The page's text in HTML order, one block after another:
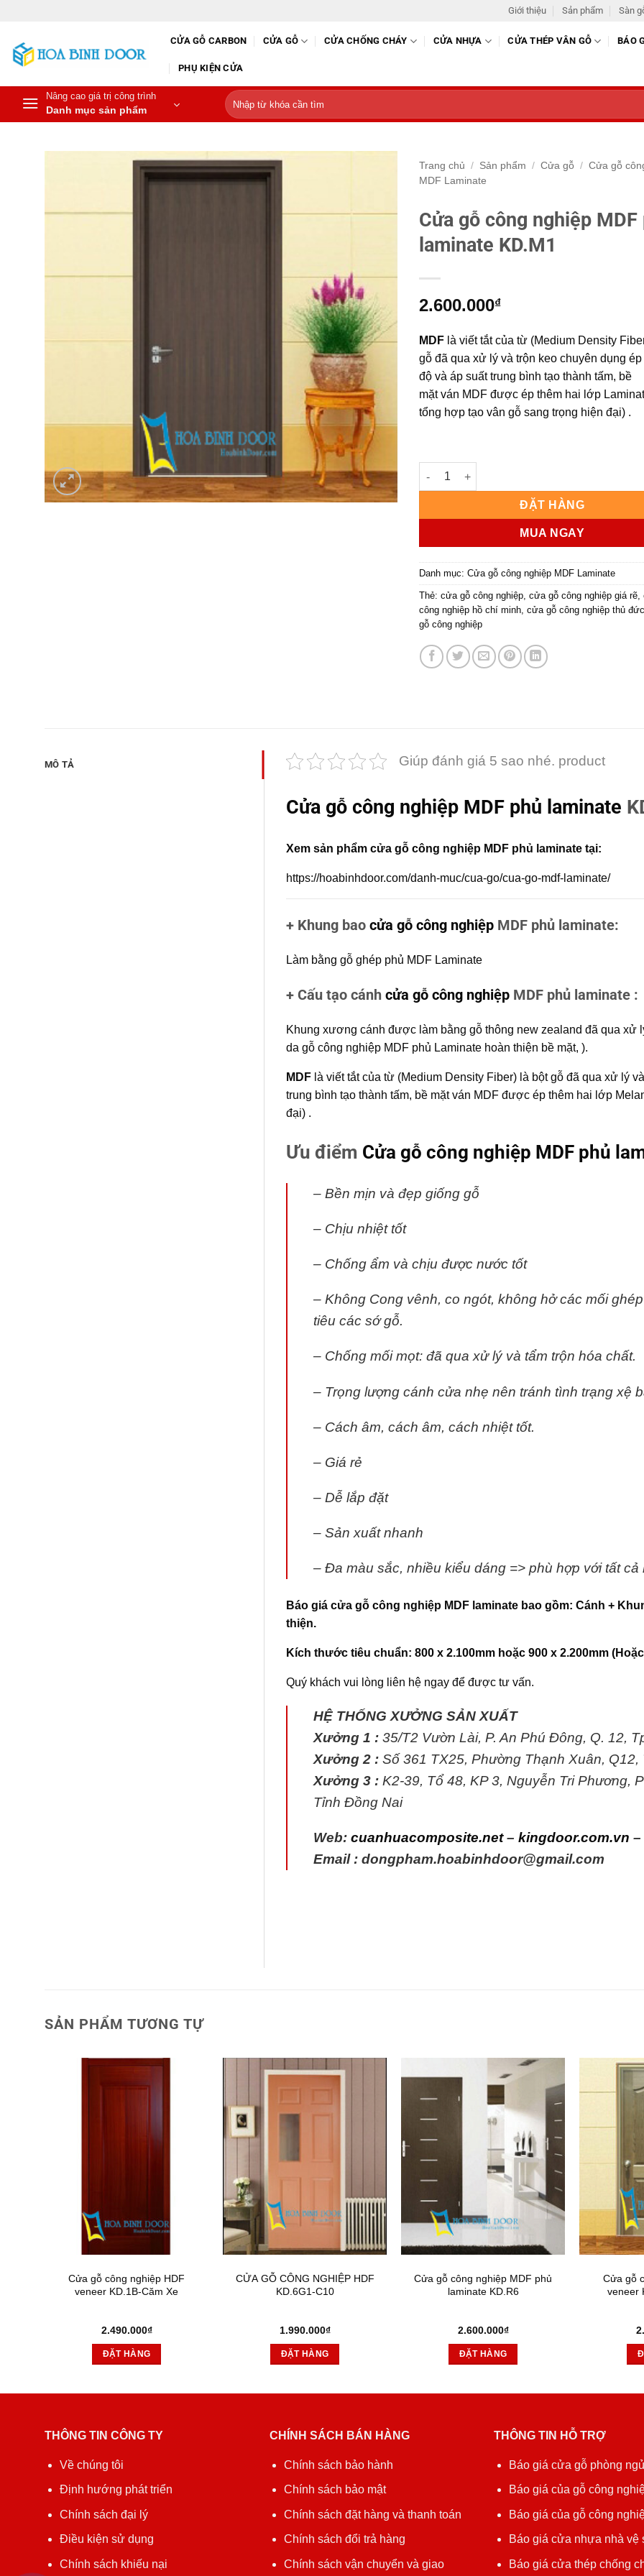
nội
dung
Giới thiệu Sản phẩm Sàn
CỬA GỖ CARBON CỬA GỖ CỬA CHỐNG CHÁY CỬA NHỰA CỬA THÉP VÂN GỖ BÁO
PHỤ KIỆN CỬA
Nâng cao giá trị công trình
Danh mục sản phẩm
Tìm
kiếm:
Trang chủ / Sản phẩm / Cửa gỗ / Cửa gỗ
MDF Laminate
Cửa gỗ công nghiệp MDF
laminate KD.M1
2.600.000₫
MDFlà viết tắt của từ (Medium Density
gỗ đã qua xử lý và trộn keo chuyên dụng
độ và áp suất trung bình tạo thành tấm, bề
mặt ván MDF được ép thêm hai lớp
tổng hợp tạo vân gỗ sang trọng hiện đại) .
Cửa gỗ công nghiệp MDF phủ laminate
ĐẶT HÀNG
MUA NGAY
Danh mục: Cửa gỗ công nghiệp MDF Laminate
Thẻ: cửa gỗ công nghiệp, cửa gỗ công nghiệp giá rẽ,
công nghiệp hồ chí minh, cửa gỗ công nghiệp thủ đức
gỗ công nghiệp
MÔ TẢ Giúp đánh giá 5 sao nhé. product
Cửa gỗ công nghiệp MDF phủ laminate
Xem sản phẩm cửa gỗ công nghiệp MDF phủ laminate tại:
https://hoabinhdoor.com/danh-muc/cua-go/cua-go-mdf-laminate/
+ Khung bao cửa gỗ công nghiệp MDF phủ laminate:
Làm bằng gỗ ghép phủ MDF Laminate
+ Cấu tạo cánh cửa gỗ công nghiệp MDF phủ laminate :
Khung xương cánh được làm bằng gỗ thông new zealand đã qua
da gỗ công nghiệp MDF phủ Laminate hoàn thiện bề mặt, ).
MDF là viết tắt của từ (Medium Density Fiber) là bột gỗ đã qua xử lý
trung bình tạo thành tấm, bề mặt ván MDF được ép thêm hai lớp
đại) .
Ưu điểm Cửa gỗ công nghiệp MDF phủ
– Bền mịn và đẹp giống gỗ
– Chịu nhiệt tốt
– Chống ẩm và chịu được nước tốt
– Không Cong vênh, co ngót, không hở các mối
tiêu các sớ gỗ.
– Chống mối mọt: đã qua xử lý và tẩm trộn hóa chất.
– Trọng lượng cánh cửa nhẹ nên tránh tình trạng xệ
– Cách âm, cách âm, cách nhiệt tốt.
– Giá rẻ
– Dễ lắp đặt
– Sản xuất nhanh
– Đa màu sắc, nhiều kiểu dáng => phù hợp với tất cả
Báo giá cửa gỗ công nghiệp MDF laminate bao gồm: Cánh +
thiện.
Kích thước tiêu chuẩn: 800 x 2.100mm hoặc 900 x 2.200mm
Quý khách vui lòng liên hệ ngay để được tư vấn.
HỆ THỐNG XƯỞNG SẢN XUẤT
Xưởng 1 : 35/T2 Vườn Lài, P. An Phú Đông, Q. 12,
Xưởng 2 : Số 361 TX25, Phường Thạnh Xuân, Q12,
Xưởng 3 : K2-39, Tổ 48, KP 3, Nguyễn Tri Phương,
Tỉnh Đồng Nai
Web: cuanhuacomposite.net– kingdoor.com.vn –
Email : dongpham.hoabinhdoor@gmail.com
SẢN PHẨM TƯƠNG TỰ
Cửa gỗ công nghiệp HDF
veneer KD.1B-Căm Xe
2.490.000₫
ĐẶT HÀNG
CỬA GỖ CÔNG NGHIỆP HDF
KD.6G1-C10
1.990.000₫
ĐẶT HÀNG
Cửa gỗ công nghiệp MDF phủ
laminate KD.R6
2.600.000₫
ĐẶT HÀNG
Cửa gỗ
veneer
THÔNG TIN CÔNG TY
Về chúng tôi
Định hướng phát triển
Chính sách đại lý
Điều kiện sử dụng
Chính sách khiếu nại
CHÍNH SÁCH BÁN HÀNG
Chính sách bảo hành
Chính sách bảo mật
Chính sách đặt hàng và thanh toán
Chính sách đổi trả hàng
Chính sách vận chuyển và giao
THÔNG TIN HỖ TRỢ
Báo giá cửa gỗ phòng ngủ
Báo giá của gỗ công
Báo giá của gỗ công
Báo giá cửa nhựa nhà vệ
Báo giá cửa thép chống